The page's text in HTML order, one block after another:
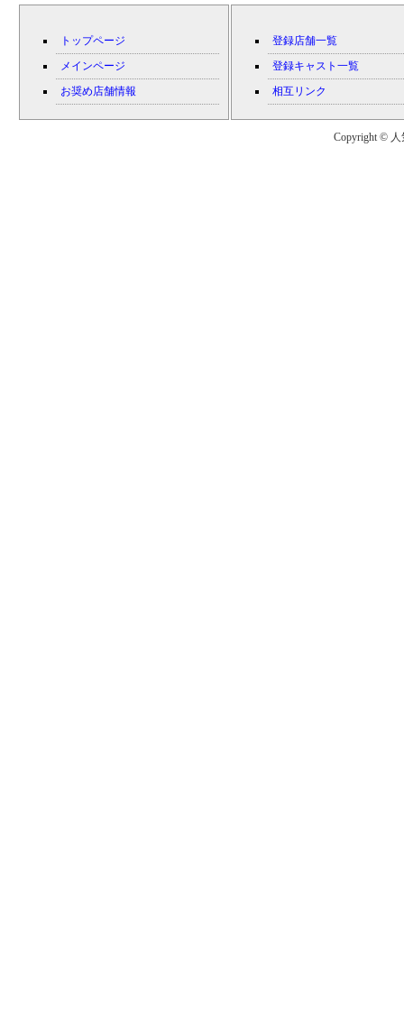
トップページ
メインページ
お奨め店舗情報
登録店舗一覧
登録キャスト一覧
相互リンク
Copyright © 人